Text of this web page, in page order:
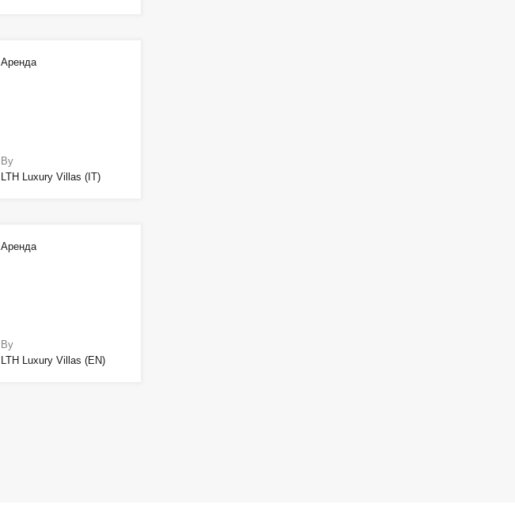
Аренда
By
LTH Luxury Villas (IT)
Аренда
By
LTH Luxury Villas (EN)